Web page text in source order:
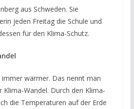
aus Schweden. Sie
jeden Freitag die Schule und
für den Klima-Schutz.
wärmer. Das nennt man
Klima-Wandel. Durch den Klima-
die Temperaturen auf der Erde